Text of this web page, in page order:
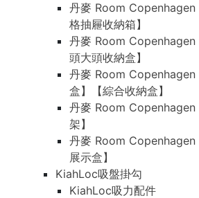
丹麥 Room Copenhagen
格抽屜收納箱】
丹麥 Room Copenhagen
頭大頭收納盒】
丹麥 Room Copenhagen
盒】【綜合收納盒】
丹麥 Room Copenhagen
架】
丹麥 Room Copenhagen
展示盒】
KiahLoc吸盤掛勾
KiahLoc吸力配件